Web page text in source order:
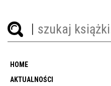
HOME
AKTUALNOŚCI